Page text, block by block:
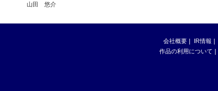
山田 悠介
会社概要 IR情報
作品の利用について